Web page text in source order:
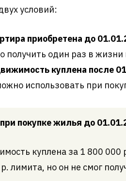
условий:
приобретена до
получить один раз в жизни
куплена после
использовать при
покупке жилья до
куплена за 1 800 000
лимита, но он не смог